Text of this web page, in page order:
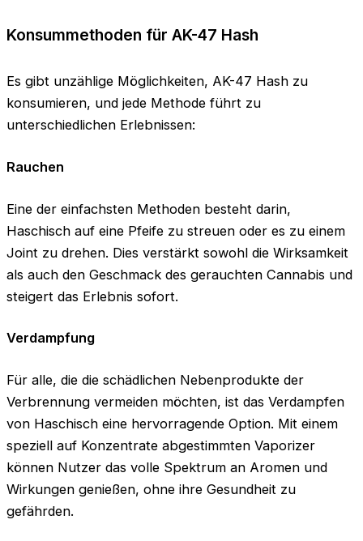
Konsummethoden für AK-47 Hash
Es gibt unzählige Möglichkeiten, AK-47 Hash zu
konsumieren, und jede Methode führt zu
unterschiedlichen Erlebnissen:
Rauchen
Eine der einfachsten Methoden besteht darin,
Haschisch auf eine Pfeife zu streuen oder es zu einem
Joint zu drehen. Dies verstärkt sowohl die Wirksamkeit
als auch den Geschmack des gerauchten Cannabis und
steigert das Erlebnis sofort.
Verdampfung
Für alle, die die schädlichen Nebenprodukte der
Verbrennung vermeiden möchten, ist das Verdampfen
von Haschisch eine hervorragende Option. Mit einem
speziell auf Konzentrate abgestimmten Vaporizer
können Nutzer das volle Spektrum an Aromen und
Wirkungen genießen, ohne ihre Gesundheit zu
gefährden.